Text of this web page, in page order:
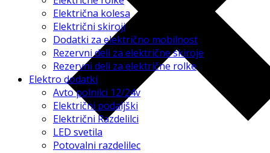
Električna kolesa
Električni skiroji
Dodatki za električno mobilnost
Rezervni deli za električne skiroje
Rezervni deli za električne rolke
Elektro dodatki
Avto polnilci 12/24v
Električni podaljški
Električni Razdelilci
LED svetila
Potovalni razdelilec